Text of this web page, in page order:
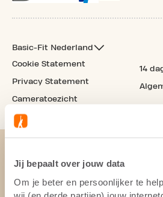
Jij bepaalt over jouw data
Om je beter en persoonlijker te
wij (en derde partijen) jouw
Basic-Fit Nederland
Cookie Statement
Privacy Statement
Cameratoezicht
14